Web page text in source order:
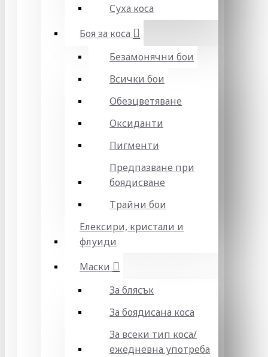
Суха коса
Боя за коса
Безамонячни бои
Всички бои
Обезцветяване
Оксиданти
Пигменти
Предпазване при
боядисване
Трайни бои
Елексири, кристали и
флуиди
Маски
За блясък
За боядисана коса
За всеки тип коса/
ежедневна употреба